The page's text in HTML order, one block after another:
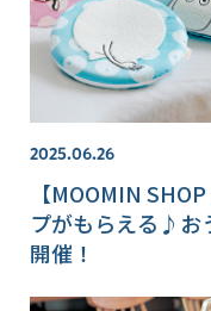
2025.06.26
【MOOMIN
プがもらえる♪お
開催！